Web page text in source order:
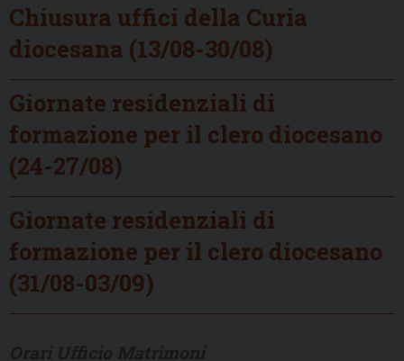
Chiusura uffici della Curia
diocesana (13/08-30/08)
Giornate residenziali di
formazione per il clero diocesano
(24-27/08)
Giornate residenziali di
formazione per il clero diocesano
(31/08-03/09)